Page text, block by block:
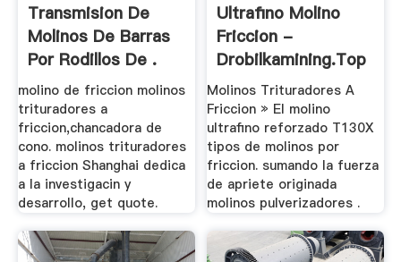
Transmision De
Molinos De Barras
Por Rodillos De .
molino de friccion molinos
trituradores a
friccion,chancadora de
cono. molinos trituradores
a friccion Shanghai dedica
a la investigacin y
desarrollo, get quote.
Ultrafino Molino
Friccion -
Drobilkamining.top
Molinos Trituradores A
Friccion » El molino
ultrafino reforzado T130X
tipos de molinos por
friccion. sumando la fuerza
de apriete originada
molinos pulverizadores .